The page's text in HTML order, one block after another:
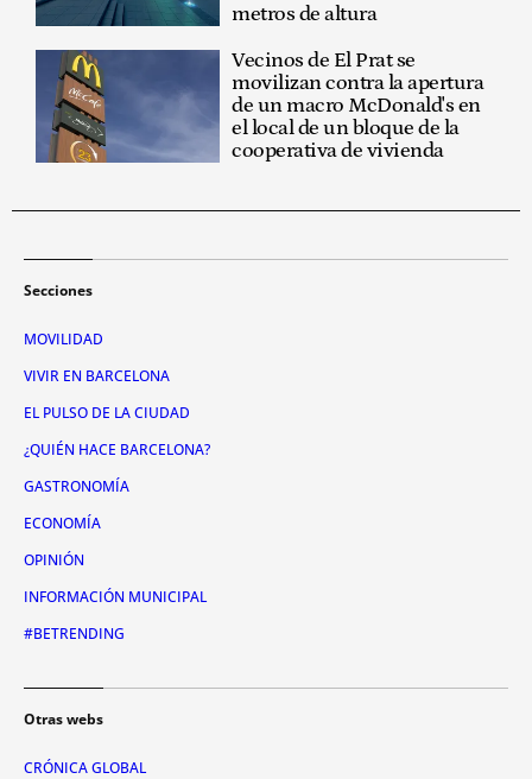
metros de altura
Vecinos de El Prat se
movilizan contra la apertura
de un macro McDonald's en
el local de un bloque de la
cooperativa de vivienda
Secciones
MOVILIDAD
VIVIR EN BARCELONA
EL PULSO DE LA CIUDAD
¿QUIÉN HACE BARCELONA?
GASTRONOMÍA
ECONOMÍA
OPINIÓN
INFORMACIÓN MUNICIPAL
#BETRENDING
Otras webs
CRÓNICA GLOBAL